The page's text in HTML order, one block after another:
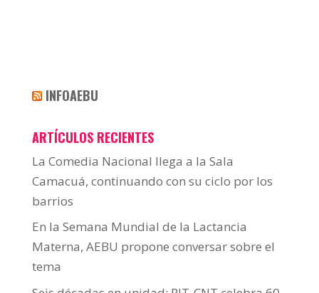
INFOAEBU
ARTÍCULOS RECIENTES
La Comedia Nacional llega a la Sala
Camacuá, continuando con su ciclo por los
barrios
En la Semana Mundial de la Lactancia
Materna, AEBU propone conversar sobre el
tema